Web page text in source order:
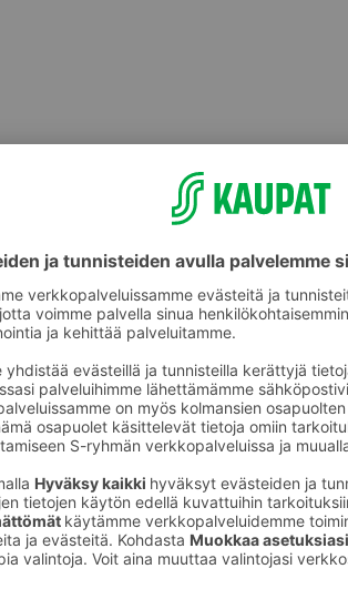
Hiuslakat